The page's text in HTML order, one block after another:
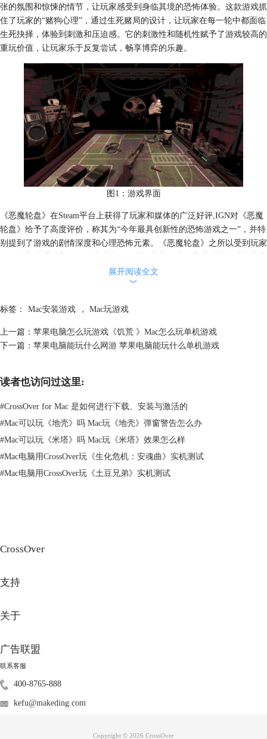
张的氛围和惊悚的情节，让玩家感受到身临其境的恐怖体验。这款游戏抓
住了玩家的“赌狗心理”，‌通过生死赌局的设计，‌让玩家在每一轮中都面临
生死抉择，‌体验到刺激和压迫感。‌它的刺激性和随机性赋予了游戏较高的
重玩价值，‌让玩家乐于反复尝试，‌畅享博弈的乐趣。
图1：游戏界面
《恶魔轮盘》在Steam平台上获得了玩家和媒体的广泛好评,IGN对《恶魔
轮盘》给予了高度评价，称其为“今年最具创新性的恐怖游戏之一”，并特
别提到了游戏的剧情深度和心理恐怖元素。《‌恶魔轮盘》‌之所以受到玩家
存元素结合在一起，创造了一个令人难以忘怀的游戏体验。不论是资深玩
家还是新手，都能在这款游戏中找到独特的乐趣和挑战。
《恶魔轮盘》是一款集恐怖、生存、心理恐怖和解谜元素于一体的综合性
玩家，都能在《恶魔轮盘》中找到满足感。它不仅为玩家提供一种深度的
互动体验，更加激发了玩家的思考和探索欲。然而截至目前，《恶魔轮
验到这款经典游戏。
方法一、使用虚拟机
使用虚拟机软件，如Parallels Desktop或VMware Fusion。这些软件允许用
户在macOS环境下运行Windows虚拟机。虽然这种方法的设置还可以，但
由于资源分配问题，虚拟机的游戏性能通常不如直接通过Crossover安装
方法二：使用CrossOver
展开阅读全文
︾
标签： Mac安装游戏 ， Mac玩游戏
上一篇： 苹果电脑怎么玩游戏《饥荒 》Mac怎么玩单机游戏
下一篇： 苹果电脑能玩什么网游 苹果电脑能玩什么单机游戏
读者也访问过这里:
#CrossOver for Mac 是如何进行下载、安装与激活的
#Mac可以玩《地壳》吗 Mac玩《地壳》弹窗警告怎么办
#Mac可以玩《米塔》吗 Mac玩《米塔》效果怎么样
#Mac电脑用CrossOver玩《生化危机：安魂曲》实机测试
#Mac电脑用CrossOver玩《土豆兄弟》实机测试
CrossOver
支持
关于
广告联盟
联系客服
400-8765-888
kefu@makeding.com
Copyright © 2026 CrossOver